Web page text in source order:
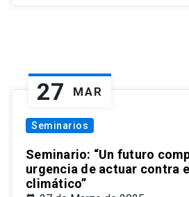
27 MAR
Seminarios
Seminario: “Un futuro
urgencia de actuar contra
climático”